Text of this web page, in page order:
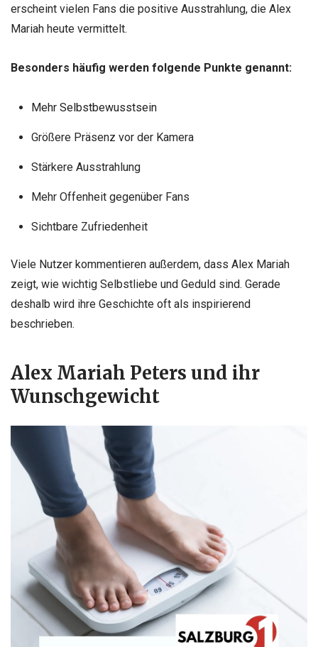
erscheint vielen Fans die positive Ausstrahlung, die Alex
Mariah heute vermittelt.
Besonders häufig werden folgende Punkte genannt:
Mehr Selbstbewusstsein
Größere Präsenz vor der Kamera
Stärkere Ausstrahlung
Mehr Offenheit gegenüber Fans
Sichtbare Zufriedenheit
Viele Nutzer kommentieren außerdem, dass Alex Mariah
zeigt, wie wichtig Selbstliebe und Geduld sind. Gerade
deshalb wird ihre Geschichte oft als inspirierend
beschrieben.
Alex Mariah Peters und ihr
Wunschgewicht